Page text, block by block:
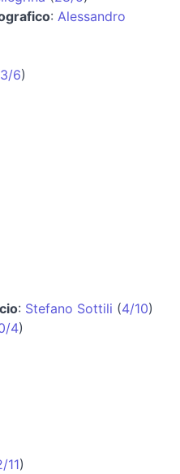
: Alessandro
6)
: Stefano Sottili (4/10)
4)
11)